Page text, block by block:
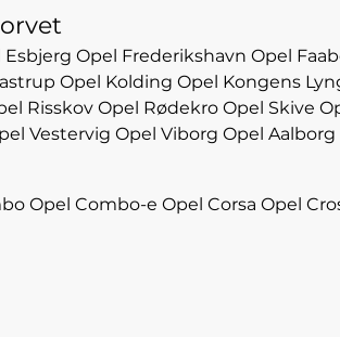
Esbjerg Opel Frederikshavn Opel
Opel Kolding Opel Kongens
Risskov Opel Rødekro Opel Skive
Vestervig Opel Viborg Opel Aalborg
Opel Combo-e Opel Corsa Opel